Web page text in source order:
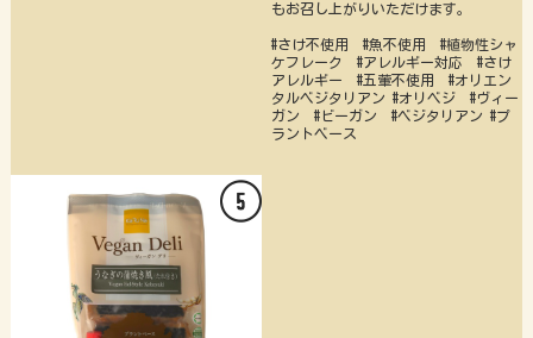
もお召し上がりいただけます。
#さけ不使用 #魚不使用 #植物性シャ
ケフレーク #アレルギー対応 #さけ
アレルギー #五葷不使用 #オリエン
タルベジタリアン #オリベジ #ヴィー
ガン #ビーガン #ベジタリアン #プ
ラントベース